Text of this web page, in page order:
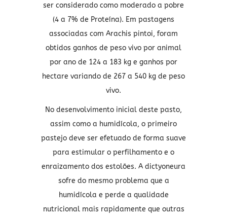
ser considerado como moderado a pobre
(4 a 7% de Proteína). Em pastagens
associadas com Arachis pintoi, foram
obtidos ganhos de peso vivo por animal
por ano de 124 a 183 kg e ganhos por
hectare variando de 267 a 540 kg de peso
vivo.
No desenvolvimento inicial deste pasto,
assim como a humidícola, o primeiro
pastejo deve ser efetuado de forma suave
para estimular o perfilhamento e o
enraizamento dos estolões. A dictyoneura
sofre do mesmo problema que a
humidícola e perde a qualidade
nutricional mais rapidamente que outras